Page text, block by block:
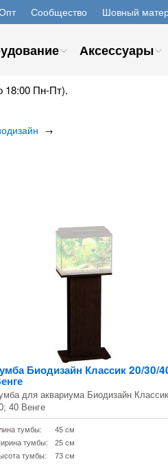
Сообщество Шовный
Аксессуары
18:00 Пн-Пт).
→
Биодизайн Классик 20/30/
для аквариума Биодизайн
40 Венге
тумбы:
45 см
тумбы:
25 см
тумбы:
73 см